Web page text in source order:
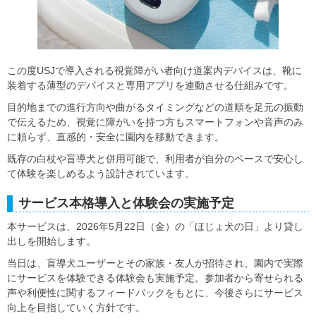
この度USJで導入される視覚障がい者向け道案内デバイスは、靴に
装着する薄型のデバイスと専用アプリを連動させる仕組みです。
目的地までの進行方向や曲がるタイミングなどの道順を足元の振動
で伝えるため、視覚に障がいを持つ方もスマートフォンや音声のみ
に頼らず、直感的・安全に園内を移動できます。
既存の白杖や盲導犬と併用可能で、利用者が自分のペースで安心し
て体験を楽しめるよう設計されています。
サービス本格導入と体験会の実施予定
本サービスは、2026年5月22日（金）の「ほじょ犬の日」より貸し
出しを開始します。
当日は、盲導犬ユーザーとその家族・友人が招待され、園内で実際
にサービスを体験できる体験会も実施予定。参加者から寄せられる
声や利便性に関するフィードバックをもとに、今後さらにサービス
向上を目指していく方針です。